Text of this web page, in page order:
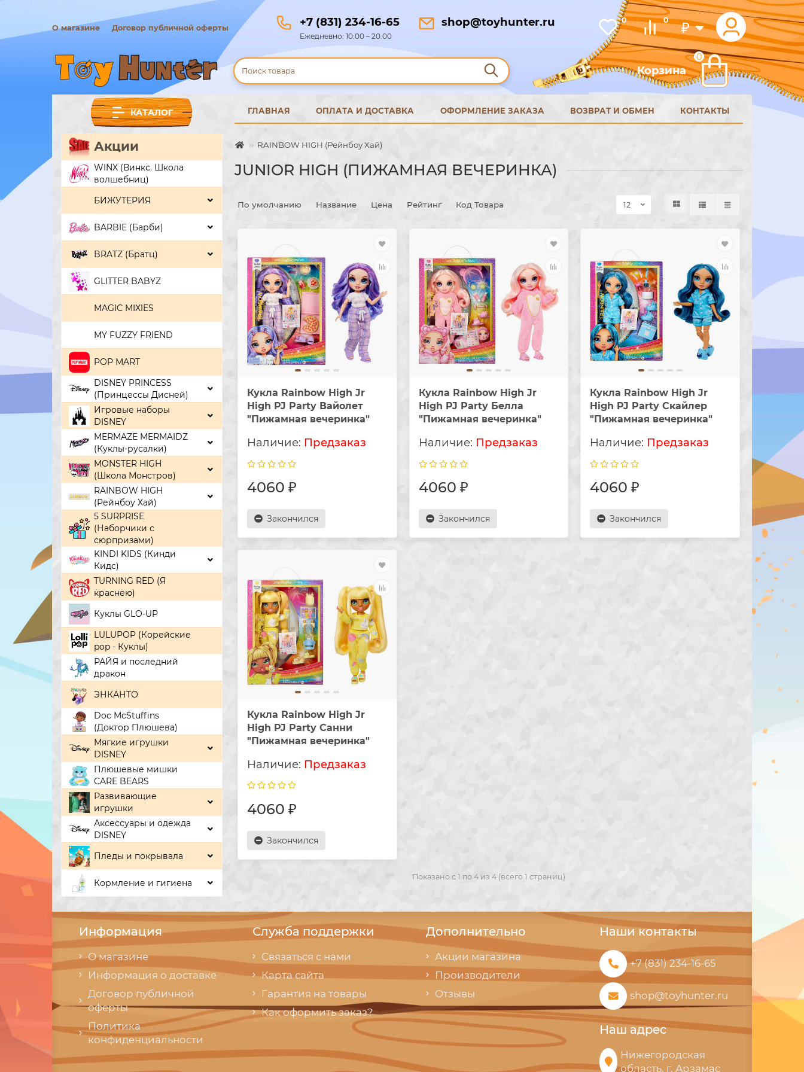
₽
0
0
+7 (831) 234-16-65
Ежедневно: 10:00 – 20.00
shop@toyhunter.ru
О магазине Договор публичной оферты
Корзина
0
КАТАЛОГ
Акции
WINX (Винкс. Школа
волшебниц)
БИЖУТЕРИЯ
BARBIE (Барби)
BRATZ (Братц)
GLITTER BABYZ
MAGIC MIXIES
MY FUZZY FRIEND
POP MART
DISNEY PRINCESS
(Принцессы Дисней)
Игровые наборы
DISNEY
MERMAZE MERMAIDZ
(Куклы-русалки)
MONSTER HIGH
(Школа Монстров)
RAINBOW HIGH
(Рейнбоу Хай)
5 SURPRISE
(Наборчики с
сюрпризами)
KINDI KIDS (Кинди
Кидс)
TURNING RED (Я
краснею)
Куклы GLO-UP
LULUPOP (Корейские
pop - Куклы)
РАЙЯ и последний
дракон
ЭНКАНТО
Doc McStuffins
(Доктор Плюшева)
Мягкие игрушки
DISNEY
Плюшевые мишки
CARE BEARS
Развивающие
игрушки
Аксессуары и одежда
DISNEY
Пледы и покрывала
Кормление и гигиена
ГЛАВНАЯ ОПЛАТА И ДОСТАВКА ОФОРМЛЕНИЕ ЗАКАЗА ВОЗВРАТ И ОБМЕН КОНТАКТЫ
RAINBOW HIGH (Рейнбоу Хай)
JUNIOR HIGH (ПИЖАМНАЯ ВЕЧЕРИНКА)
По умолчанию Название Цена Рейтинг Код Товара
Кукла Rainbow High Jr
High PJ Party Вайолет
"Пижамная вечеринка"
Предзаказ
4060 ₽
Закончился
Кукла Rainbow High Jr
High PJ Party Белла
"Пижамная вечеринка"
Предзаказ
4060 ₽
Закончился
Кукла Rainbow High Jr
High PJ Party Скайлер
"Пижамная вечеринка"
Предзаказ
4060 ₽
Закончился
Кукла Rainbow High Jr
High PJ Party Санни
"Пижамная вечеринка"
Предзаказ
4060 ₽
Закончился
Показано с 1 по 4 из 4 (всего 1 страниц)
Информация
О магазине
Информация о доставке
Договор публичной
оферты
Политика
конфиденциальности
Служба поддержки
Связаться с нами
Карта сайта
Гарантия на товары
Как оформить заказ?
Дополнительно
Акции магазина
Производители
Отзывы
Наши контакты
+7 (831) 234-16-65
shop@toyhunter.ru
Наш адрес
Нижегородская
область, г. Арзамас